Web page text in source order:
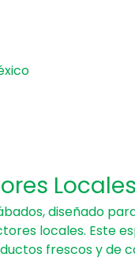
Locales
diseñado
locales. Este
frescos y de